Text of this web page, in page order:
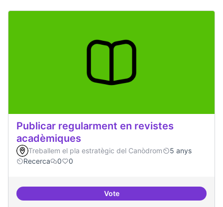
Publicar regularment en revistes
acadèmiques
Treballem el pla estratègic del Canòdrom
5 anys
Recerca
0 0
VotePublicar regularment en